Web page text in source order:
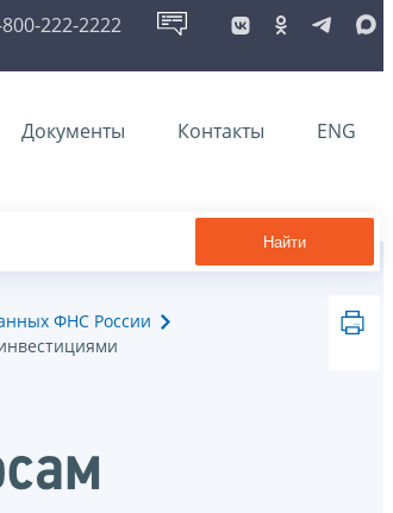
222-2222
Документы Контакты ENG
Найти
ФНС России